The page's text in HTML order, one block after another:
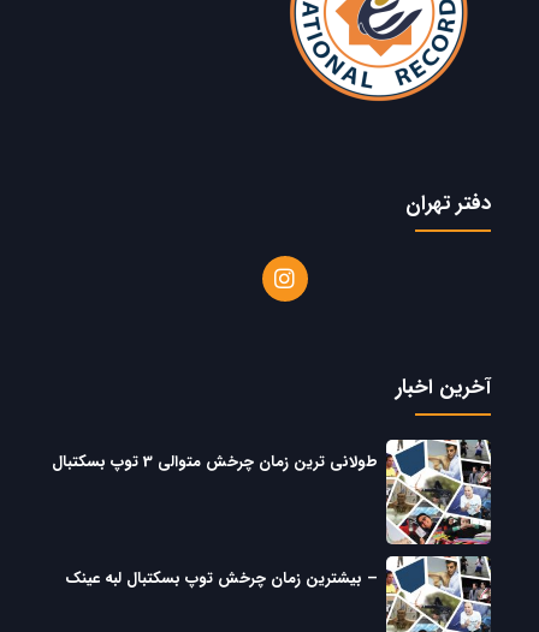
دفتر تهران
آخرین اخبار
طولانی ترین زمان چرخش متوالی 3 توپ بسکتبال
– بیشترین زمان چرخش توپ بسکتبال لبه عینک